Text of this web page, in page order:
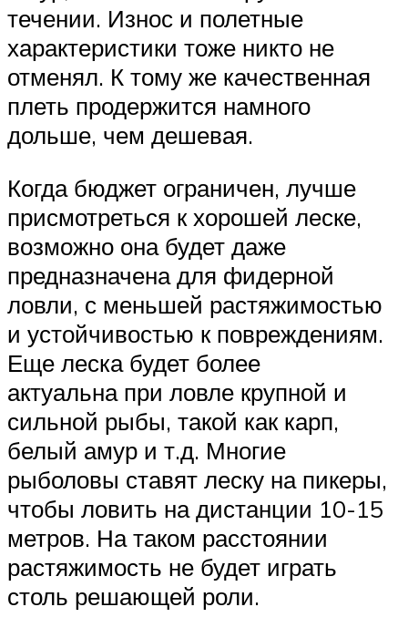
течении. Износ и полетные
характеристики тоже никто не
отменял. К тому же качественная
плеть продержится намного
дольше, чем дешевая.
Когда бюджет ограничен, лучше
присмотреться к хорошей леске,
возможно она будет даже
предназначена для фидерной
ловли, с меньшей растяжимостью
и устойчивостью к повреждениям.
Еще леска будет более
актуальна при ловле крупной и
сильной рыбы, такой как карп,
белый амур и т.д. Многие
рыболовы ставят леску на пикеры,
чтобы ловить на дистанции 10-15
метров. На таком расстоянии
растяжимость не будет играть
столь решающей роли.